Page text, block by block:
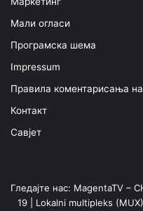
Мали огласи
Програмска шема
Impressum
Правила коментарисања
Контакт
Савјет
Гледајте нас: MagentaTV –
19 | Lokalni multipleks